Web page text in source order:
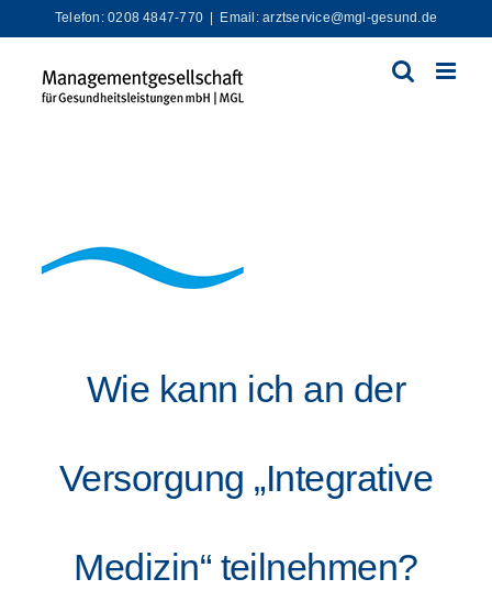
Inhalt
springen
Telefon: 0208 4847-770 Email: arztservice@mgl-gesund.de
Wie kann ich an der
Versorgung „Integrative
Medizin“ teilnehmen?